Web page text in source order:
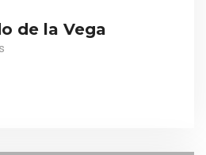
de la Vega